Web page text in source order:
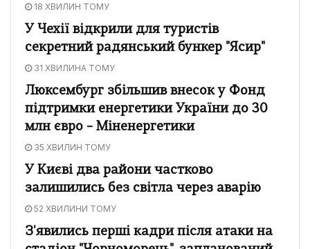
18 ХВИЛИН ТОМУ
У Чехії відкрили для туристів
секретний радянський бункер "Ясир"
31 ХВИЛИНА ТОМУ
Люксембург збільшив внесок у Фонд
підтримки енергетики України до 30
млн євро – Міненергетики
35 ХВИЛИН ТОМУ
У Києві два райони частково
залишились без світла через аварію
52 ХВИЛИНИ ТОМУ
З'явились перші кадри після атаки на